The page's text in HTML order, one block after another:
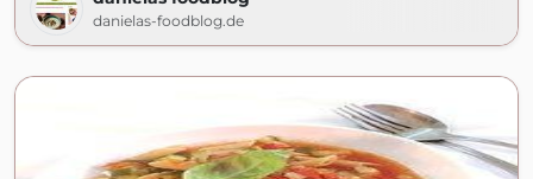
danielas-foodblog.de